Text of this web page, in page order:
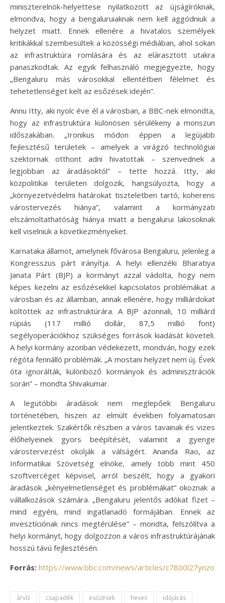
miniszterelnök-helyettese nyilatkozott az újságíróknak,
elmondva, hogy a bengaluruiaknak nem kell aggódniuk a
helyzet miatt. Ennek ellenére a hivatalos személyek
kritikákkal szembesültek a közösségi médiában, ahol sokan
az infrastruktúra romlására és az elárasztott utakra
panaszkodtak. Az egyik felhasználó megjegyezte, hogy
„Bengaluru más városokkal ellentétben félelmet és
tehetetlenséget kelt az esőzések idején”.
Annu Itty, aki nyolc éve él a városban, a BBC-nek elmondta,
hogy az infrastruktúra különösen sérülékeny a monszun
időszakában. „Ironikus módon éppen a legújabb
fejlesztésű területek – amelyek a virágzó technológiai
szektornak otthont adni hivatottak – szenvednek a
legjobban az áradásoktól” – tette hozzá. Itty, aki
közpolitikai területen dolgozik, hangsúlyozta, hogy a
„környezetvédelmi határokat tiszteletben tartó, koherens
várostervezés hiánya”, valamint a kormányzati
elszámoltathatóság hiánya miatt a bengalurui lakosoknak
kell viselniük a következményeket.
Karnataka államot, amelynek fővárosa Bengaluru, jelenleg a
Kongresszus párt irányítja. A helyi ellenzéki Bharatiya
Janata Párt (BJP) a kormányt azzal vádolta, hogy nem
képes kezelni az esőzésekkel kapcsolatos problémákat a
városban és az államban, annak ellenére, hogy milliárdokat
költöttek az infrastruktúrára. A BJP azonnali, 10 milliárd
rúpiás (117 millió dollár, 87,5 millió font)
segélyoperációkhoz szükséges források kiadását követeli.
A helyi kormány azonban védekezett, mondván, hogy ezek
régóta fennálló problémák. „A mostani helyzet nem új. Évek
óta ignorálták, különböző kormányok és adminisztrációk
során” – mondta Shivakumar.
A legutóbbi áradások nem meglepőek Bengaluru
történetében, hiszen az elmúlt években folyamatosan
jelentkeztek. Szakértők részben a város tavainak és vizes
élőhelyeinek gyors beépítését, valamint a gyenge
várostervezést okolják a válságért. Ananda Rao, az
Informatikai Szövetség elnöke, amely több mint 450
szoftvercéget képvisel, arról beszélt, hogy a gyakori
áradások „kényelmetlenséget és problémákat” okoznak a
vállalkozások számára. „Bengaluru jelentős adókat fizet –
mind egyéni, mind ingatlanadó formájában. Ennek az
invesztíciónak nincs megtérülése” – mondta, felszólítva a
helyi kormányt, hogy dolgozzon a város infrastruktúrájának
hosszú távú fejlesztésén.
Forrás: https://www.bbc.com/news/articles/c7800l27ynzo
árvíz csapadék esőzések heves
időjárás